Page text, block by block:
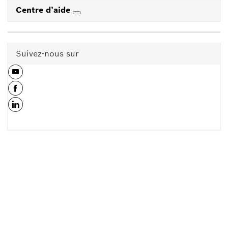
Centre d’aide
Suivez-nous sur